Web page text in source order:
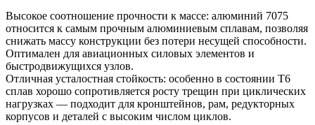
Высокое соотношение прочности к массе: алюминий 7075
относится к самым прочным алюминиевым сплавам, позволяя
снижать массу конструкции без потери несущей способности.
Оптимален для авиационных силовых элементов и
быстродвижущихся узлов.
Отличная усталостная стойкость: особенно в состоянии T6
сплав хорошо сопротивляется росту трещин при циклических
нагрузках — подходит для кронштейнов, рам, редукторных
корпусов и деталей с высоким числом циклов.